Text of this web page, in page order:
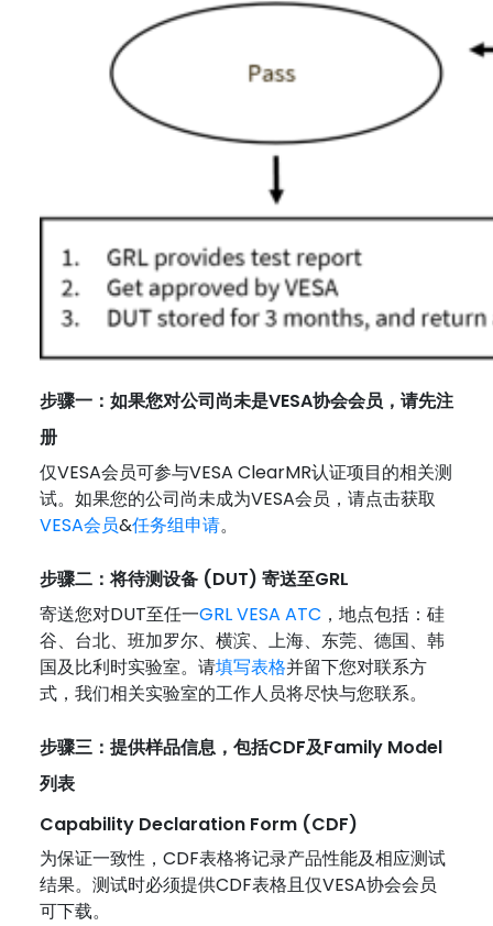
步骤一：如果您对公司尚未是VESA协会会员，请先注
册
仅VESA会员可参与VESA ClearMR认证项目的相关测
试。如果您的公司尚未成为VESA会员，请点击获取
VESA会员&任务组申请。
步骤二：将待测设备 (DUT) 寄送至GRL
寄送您对DUT至任一GRL VESA ATC ，地点包括：硅
谷、台北、班加罗尔、横滨、上海、东莞、德国、韩
国及比利时实验室。请填写表格并留下您对联系方
式，我们相关实验室的工作人员将尽快与您联系。
步骤三：提供样品信息，包括CDF及Family Model
列表
Capability Declaration Form (CDF)
为保证一致性，CDF表格将记录产品性能及相应测试
结果。测试时必须提供CDF表格且仅VESA协会会员
可下载。